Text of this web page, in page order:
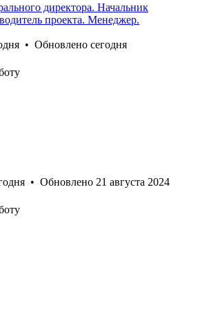
директора. Начальник
проекта. Менеджер.
• Обновлено сегодня
• Обновлено 21 августа 2024